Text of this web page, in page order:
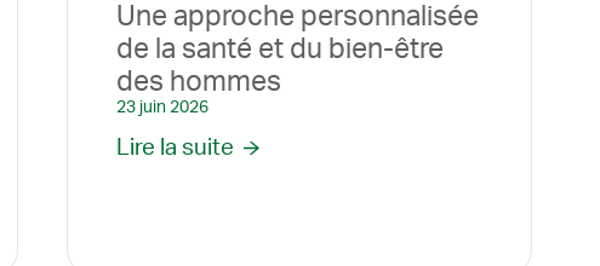
Une approche personnalisée
de la santé et du bien-être
des hommes
23 juin 2026
Lire la suite